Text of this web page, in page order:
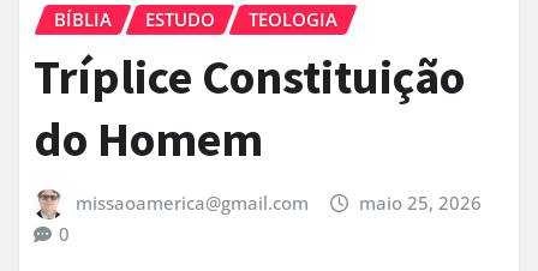
BÍBLIA ESTUDO TEOLOGIA
Tríplice Constituição
do Homem
missaoamerica@gmail.com
maio 25, 2026
0